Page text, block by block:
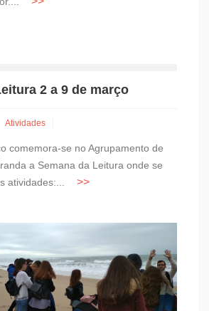
2 a 9 de março
Atividades
comemora-se no Agrupamento de
a Semana da Leitura onde se
atividades:...